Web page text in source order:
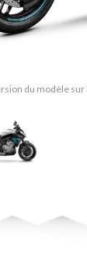
du modèle